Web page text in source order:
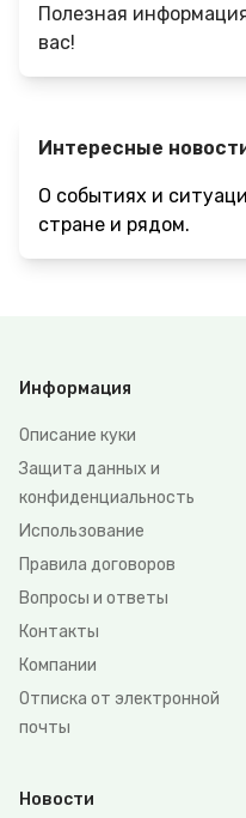
Полезная
вас!
Интересные
О событиях и
стране и рядом.
Информация
Описание куки
Защита данных и
конфиденциальность
Использование
Правила договоров
Вопросы и ответы
Контакты
Компании
Отписка от электронной
почты
Новости